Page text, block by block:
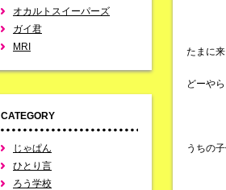
オカルトスイーパーズ
ガイ君
MRI
CATEGORY
じゃぱん
ひとり言
ろう学校
たまに
どーや
うちの